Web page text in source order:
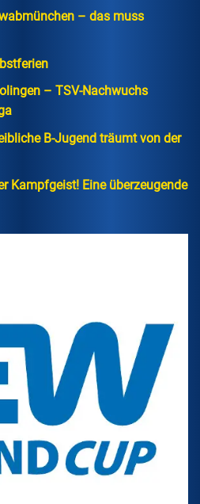
– das muss
– TSV-Nachwuchs
B-Jugend träumt von der
Kampfgeist! Eine überzeugende